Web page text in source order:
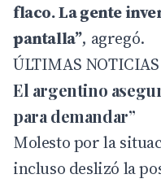
flaco. La gente
pantalla”, agregó.
ÚLTIMAS NOTICIAS
El argentino
para demandar”
Molesto por la
incluso deslizó la